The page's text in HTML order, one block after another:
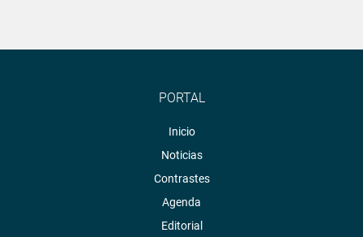
PORTAL
Inicio
Noticias
Contrastes
Agenda
Editorial